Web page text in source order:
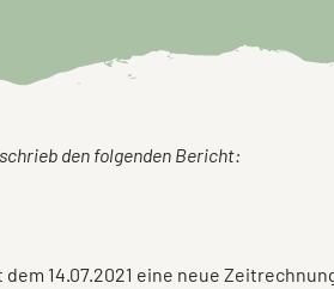
den folgenden Bericht:
14.07.2021 eine neue